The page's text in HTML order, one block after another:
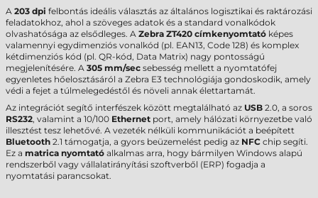
A 203 dpi felbontás ideális választás az általános logisztikai és raktározási
feladatokhoz, ahol a szöveges adatok és a standard vonalkódok
olvashatósága az elsődleges. A Zebra ZT420 címkenyomtató képes
valamennyi egydimenziós vonalkód (pl. EAN13, Code 128) és komplex
kétdimenziós kód (pl. QR-kód, Data Matrix) nagy pontosságú
megjelenítésére. A 305 mm/sec sebesség mellett a nyomtatófej
egyenletes hőelosztásáról a Zebra E3 technológiája gondoskodik, amely
védi a fejet a túlmelegedéstől és növeli annak élettartamát.
Az integrációt segítő interfészek között megtalálható az USB 2.0, a soros
RS232, valamint a 10/100 Ethernet port, amely hálózati környezetbe való
illesztést tesz lehetővé. A vezeték nélküli kommunikációt a beépített
Bluetooth 2.1 támogatja, a gyors beüzemelést pedig az NFC chip segíti.
Ez a matrica nyomtató alkalmas arra, hogy bármilyen Windows alapú
rendszerből vagy vállalatirányítási szoftverből (ERP) fogadja a
nyomtatási parancsokat.